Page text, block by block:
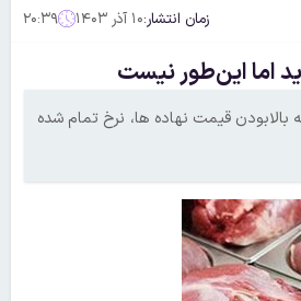
زمان انتشار:۱۰ آذر ۱۴۰۳ ۲۰:۳۹
اما این‌طور نیست
قیمت نهاده ها، نرخ تمام شده